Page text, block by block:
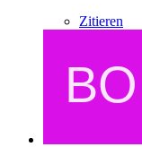
Zitieren